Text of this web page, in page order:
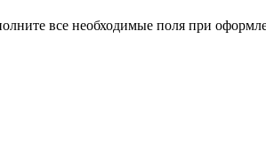
все необходимые поля при